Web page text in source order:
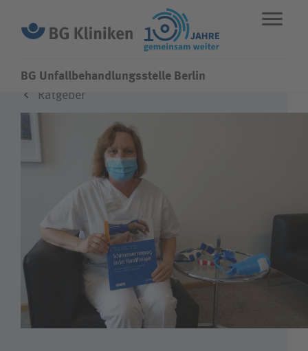
ENGLISHNOTFALL
Fachbereiche
Über uns
Karriere
Wie können wir Ihnen helfen?
BG Unfallbehandlungsstelle Berlin
Ratgeber